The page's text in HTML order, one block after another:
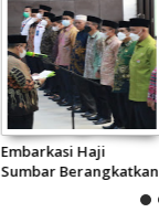
Embarkasi Haji
Sumbar Berangkatkan
2.840 Jemaah Mulai 4